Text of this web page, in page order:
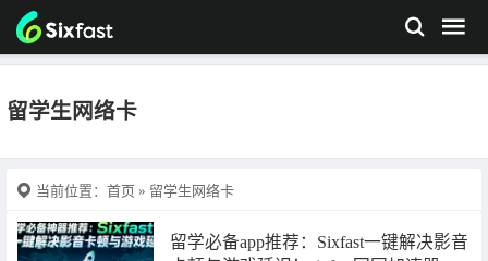
留学生网络卡
当前位置： 首页 » 留学生网络卡
留学必备app推荐：Sixfast一键解决影音